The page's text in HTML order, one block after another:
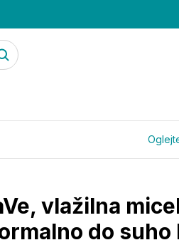
vlažilna
do